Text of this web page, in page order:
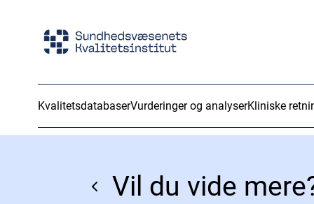
KvalitetsdatabaserVurderinger og analyserKliniske
Vil du vide